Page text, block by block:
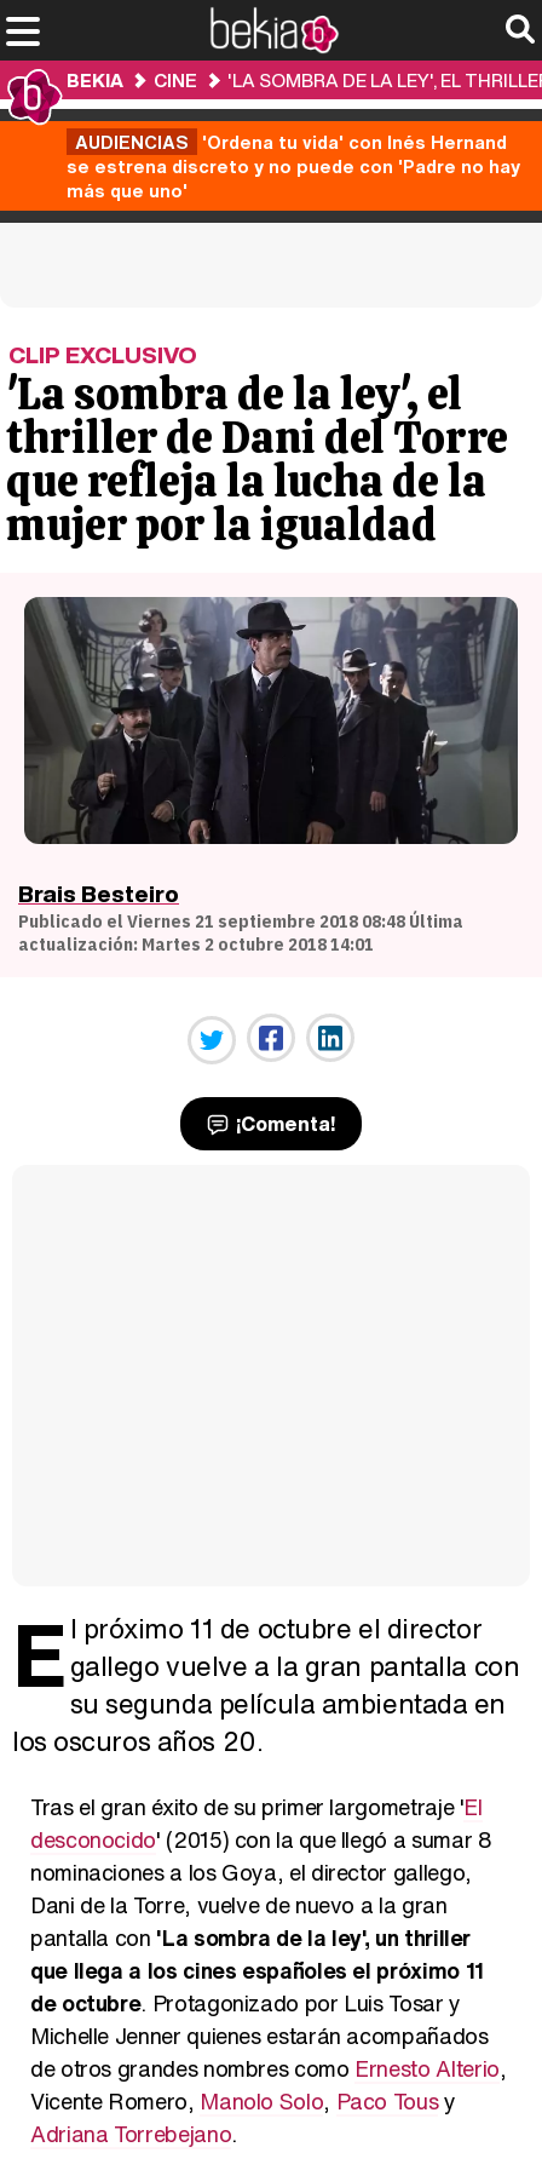
BEKIA CINE 'LA SOMBRA DE LA LEY', EL
AUDIENCIAS 'Ordena tu vida' con Inés Hernand
se estrena discreto y no puede con 'Padre no hay
más que uno'
CLIP EXCLUSIVO
'La sombra de la ley', el
thriller de Dani del Torre
que refleja la lucha de la
mujer por la igualdad
Brais Besteiro
Publicado el Viernes 21 septiembre 2018 08:48 Última
actualización: Martes 2 octubre 2018 14:01
¡Comenta!
E l próximo 11 de octubre el director
gallego vuelve a la gran pantalla con
su segunda película ambientada en
los oscuros años 20.
Tras el gran éxito de su primer largometraje 'El
desconocido' (2015) con la que llegó a sumar 8
nominaciones a los Goya, el director gallego,
Dani de la Torre, vuelve de nuevo a la gran
pantalla con 'La sombra de la ley', un thriller
que llega a los cines españoles el próximo 11
de octubre. Protagonizado por Luis Tosar y
Michelle Jenner quienes estarán acompañados
de otros grandes nombres como Ernesto Alterio,
Vicente Romero, Manolo Solo, Paco Tousy
Adriana Torrebejano.